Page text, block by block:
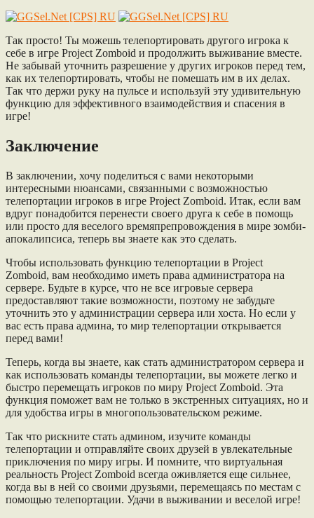
Так просто! Ты можешь телепортировать другого игрока к
себе в игре Project Zomboid и продолжить выживание вместе.
Не забывай уточнить разрешение у других игроков перед тем,
как их телепортировать, чтобы не помешать им в их делах.
Так что держи руку на пульсе и используй эту удивительную
функцию для эффективного взаимодействия и спасения в
игре!
Заключение
В заключении, хочу поделиться с вами некоторыми
интересными нюансами, связанными с возможностью
телепортации игроков в игре Project Zomboid. Итак, если вам
вдруг понадобится перенести своего друга к себе в помощь
или просто для веселого времяпрепровождения в мире зомби-
апокалипсиса, теперь вы знаете как это сделать.
Чтобы использовать функцию телепортации в Project
Zomboid, вам необходимо иметь права администратора на
сервере. Будьте в курсе, что не все игровые сервера
предоставляют такие возможности, поэтому не забудьте
уточнить это у администрации сервера или хоста. Но если у
вас есть права админа, то мир телепортации открывается
перед вами!
Теперь, когда вы знаете, как стать администратором сервера и
как использовать команды телепортации, вы можете легко и
быстро перемещать игроков по миру Project Zomboid. Эта
функция поможет вам не только в экстренных ситуациях, но и
для удобства игры в многопользовательском режиме.
Так что рискните стать админом, изучите команды
телепортации и отправляйте своих друзей в увлекательные
приключения по миру игры. И помните, что виртуальная
реальность Project Zomboid всегда оживляется еще сильнее,
когда вы в ней со своими друзьями, перемещаясь по местам с
помощью телепортации. Удачи в выживании и веселой игре!